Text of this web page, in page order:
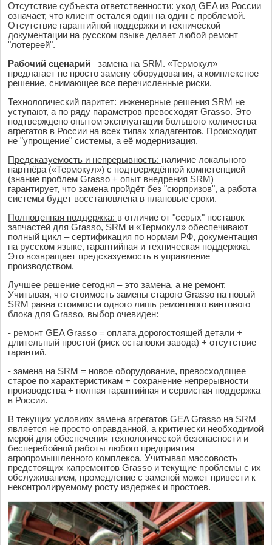
Отсутствие субъекта ответственности: уход GEA из России
означает, что клиент остался один на один с проблемой.
Отсутствие гарантийной поддержки и технической
документации на русском языке делает любой ремонт
"лотереей".
Рабочий сценарий– замена на SRM. «Термокул»
предлагает не просто замену оборудования, а комплексное
решение, снимающее все перечисленные риски.
Технологический паритет: инженерные решения SRM не
уступают, а по ряду параметров превосходят Grasso. Это
подтверждено опытом эксплуатации большого количества
агрегатов в России на всех типах хладагентов. Происходит
не "упрощение" системы, а её модернизация.
Предсказуемость и непрерывность: наличие локального
партнёра («Термокул») с подтверждённой компетенцией
(знание проблем Grasso + опыт внедрения SRM)
гарантирует, что замена пройдёт без "сюрпризов", а работа
системы будет восстановлена в плановые сроки.
Полноценная поддержка: в отличие от "серых" поставок
запчастей для Grasso, SRM и «Термокул» обеспечивают
полный цикл – сертификация по нормам РФ, документация
на русском языке, гарантийная и техническая поддержка.
Это возвращает предсказуемость в управление
производством.
Лучшее решение сегодня – это замена, а не ремонт.
Учитывая, что стоимость замены старого Grasso на новый
SRM равна стоимости одного лишь ремонтного винтового
блока для Grasso, выбор очевиден:
- ремонт GEA Grasso = оплата дорогостоящей детали +
длительный простой (риск остановки завода) + отсутствие
гарантий.
- замена на SRM = новое оборудование, превосходящее
старое по характеристикам + сохранение непрерывности
производства + полная гарантийная и сервисная поддержка
в России.
В текущих условиях замена агрегатов GEA Grasso на SRM
является не просто оправданной, а критически необходимой
мерой для обеспечения технологической безопасности и
бесперебойной работы любого предприятия
агропромышленного комплекса. Учитывая массовость
предстоящих капремонтов Grasso и текущие проблемы с их
обслуживанием, промедление с заменой может привести к
неконтролируемому росту издержек и простоев.